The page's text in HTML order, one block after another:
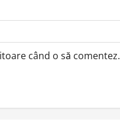
când o să comentez.